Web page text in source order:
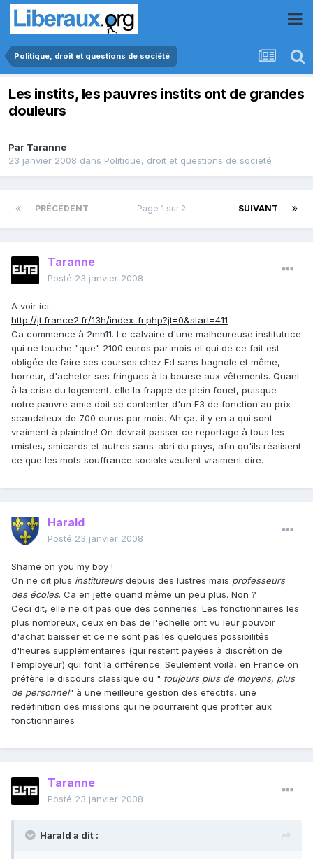
Politique, droit et questions de société
Les instits, les pauvres instits ont de grandes
douleurs
Par Taranne
23 janvier 2008 dans Politique, droit et questions de société
PRÉCÉDENT SUIVANT
Page 1 sur 2
Taranne
Posté 23 janvier 2008
A voir ici:
http://jt.france2.fr/13h/index-fr.php?jt=0&start=411
Ca commence à 2mn11. Le calvaire d'une malheureuse institutrice
qui ne touche "que" 2100 euros par mois et qui de ce fait est
obligée de faire ses courses chez Ed sans bagnole et même,
horreur, d'acheter ses fringues à la bourse aux vêtements. Quant
à la crise du logement, elle la frappe de plein fouet, puisque
notre pauvre amie doit se contenter d'un F3 de fonction au prix
scandaleux de 700 euros par mois. Ah ça, il y en a qui sont
vraiment à plaindre! On devrait passer ce reportage à tous les
rmistes, smicards et autres sans-abri du pays, afin qu'ils réalisent
ce que les mots souffrance sociale veulent vraiment dire.
Harald
Posté 23 janvier 2008
Shame on you my boy !
On ne dit plus instituteursdepuis des lustres mais professeurs
des écoles. Ca en jette quand même un peu plus. Non ?
Ceci dit, elle ne dit pas que des conneries. Les fonctionnaires les
plus nombreux, ceux en bas de l'échelle ont vu leur pouvoir
d'achat baisser et ce ne sont pas les quelques possibilités
d'heures supplémentaires (qui restent payées à discrétion de
l'employeur) qui font la différence. Seulement voilà, en France on
préfère le discours classique du " toujours plus de moyens, plus
de personnel" à une meilleure gestion des efectifs, une
redéfinition des missions qui ne pourraient que profiter aux
fonctionnaires
Taranne
Posté 23 janvier 2008
Harald a dit :